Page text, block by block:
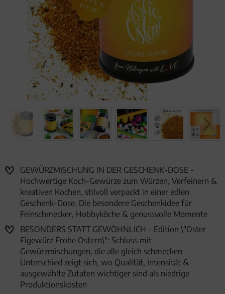
GEWÜRZMISCHUNG IN DER GESCHENK-DOSE -
Hochwertige Koch-Gewürze zum Würzen, Verfeinern &
kreativen Kochen, stilvoll verpackt in einer edlen
Geschenk-Dose. Die besondere Geschenkidee für
Feinschmecker, Hobbyköche & genussvolle Momente
BESONDERS STATT GEWÖHNLICH - Edition \"Oster
Eigewürz Frohe Ostern\": Schluss mit
Gewürzmischungen, die alle gleich schmecken -
Unterschied zeigt sich, wo Qualität, Intensität &
ausgewählte Zutaten wichtiger sind als niedrige
Produktionskosten